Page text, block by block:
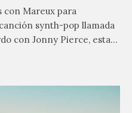
con Mareux para
synth-pop llamada
con Jonny Pierce, esta